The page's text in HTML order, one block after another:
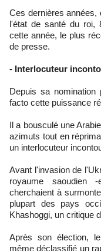
Ces dernières
l'état de santé du roi,
cette année, le plus
de presse.
- Interlocuteur
Depuis sa
facto cette puissance
Il a bousculé une
azimuts tout en
un interlocuteur
Avant l'invasion de
royaume saoudien
cherchaient à
plupart des pays
Khashoggi, un critique
Après son élection,
même déclassifié un